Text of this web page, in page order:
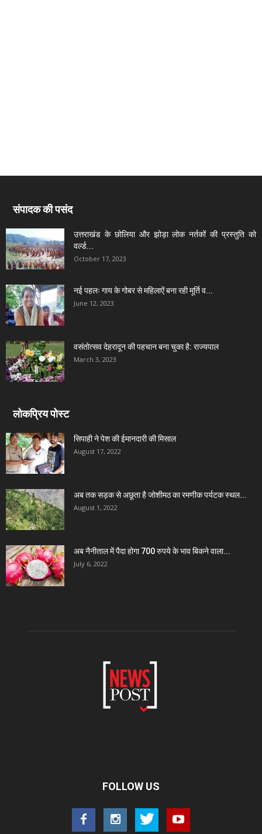
संपादक की पसंद
उत्तराखंड के छोलिया और झोड़ा लोक नर्तकों की प्रस्तुति को
वर्ल्ड...
October 17, 2023
नई पहलः गाय के गोबर से महिलाऐं बना रही मूर्ति व...
June 12, 2023
वसंतोत्सव देहरादून की पहचान बना चुका है: राज्यपाल
March 3, 2023
लोकप्रिय पोस्ट
सिपाही ने पेश की ईमानदारी की मिसाल
August 17, 2022
अब तक सड़क से अछूता है जोशीमठ का रमणीक पर्यटक स्थल...
August 1, 2022
अब नैनीताल में पैदा होगा 700 रुपये के भाव बिकने वाला...
July 6, 2022
FOLLOW US